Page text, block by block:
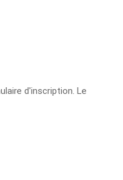
d'inscription. Le